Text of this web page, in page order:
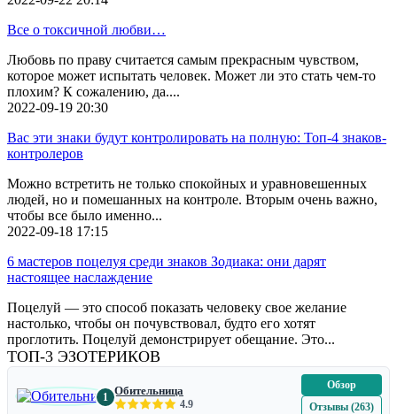
Все о токсичной любви…
Любовь по праву считается самым прекрасным чувством,
которое может испытать человек. Может ли это стать чем-то
плохим? К сожалению, да....
2022-09-19 20:30
Вас эти знаки будут контролировать на полную: Топ-4 знаков-
контролеров
Можно встретить не только спокойных и уравновешенных
людей, но и помешанных на контроле. Вторым очень важно,
чтобы все было именно...
2022-09-18 17:15
6 мастеров поцелуя среди знаков Зодиака: они дарят
настоящее наслаждение
Поцелуй — это способ показать человеку свое желание
настолько, чтобы он почувствовал, будто его хотят
проглотить. Поцелуй демонстрирует обещание. Это...
ТОП-3 ЭЗОТЕРИКОВ
1 Обительница
4.9
Обзор
Отзывы (263)